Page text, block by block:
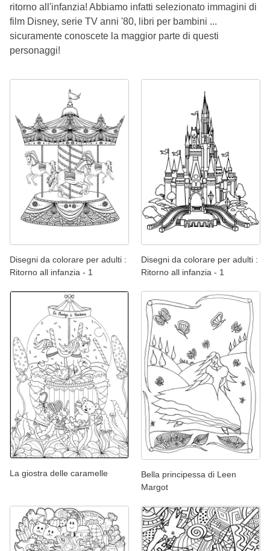
ritorno all'infanzia! Abbiamo infatti selezionato immagini di
film Disney, serie TV anni '80, libri per bambini ...
sicuramente conoscete la maggior parte di questi
personaggi!
Disegni da colorare per adulti :
Ritorno all infanzia - 1
Disegni da colorare per adulti :
Ritorno all infanzia - 1
La giostra delle caramelle
Bella principessa di Leen
Margot